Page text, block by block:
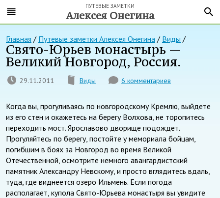
ПУТЕВЫЕ ЗАМЕТКИ
Алексея Онегина
Главная / Путевые заметки Алексея Онегина / Виды /
Свято-Юрьев монастырь —
Великий Новгород, Россия.
29.11.2011 Виды 6 комментариев
Когда вы, прогуливаясь по новгородскому Кремлю, выйдете
из его стен и окажетесь на берегу Волхова, не торопитесь
переходить мост. Ярославово дворище подождет.
Прогуляйтесь по берегу, постойте у мемориала бойцам,
погибшим в боях за Новгород во время Великой
Отечественной, осмотрите немного авангардистский
памятник Александру Невскому, и просто вглядитесь вдаль,
туда, где виднеется озеро Ильмень. Если погода
располагает, купола Свято-Юрьева монастыря вы увидите